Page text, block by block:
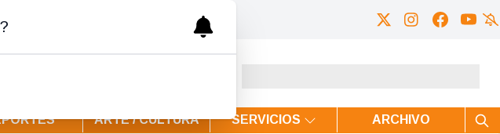
ARTE / CULTURA SERVICIOS ARCHIVO